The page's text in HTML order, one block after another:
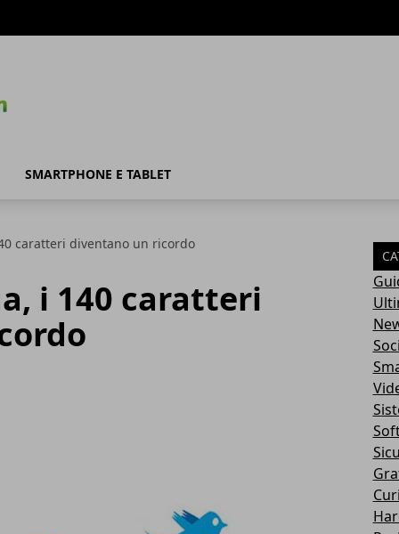
SMARTPHONE E TABLET
caratteri diventano un ricordo
i 140 caratteri